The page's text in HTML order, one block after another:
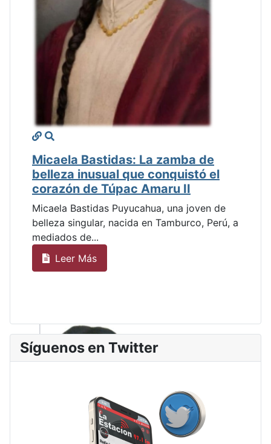
Micaela Bastidas: La zamba de
belleza inusual que conquistó el
corazón de Túpac Amaru II
Micaela Bastidas Puyucahua, una joven de
belleza singular, nacida en Tamburco, Perú, a
mediados de...
Leer Más
Síguenos en Twitter